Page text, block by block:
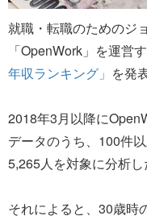
就職・転職のためのジ
「OpenWork」を運営
年収ランキング」 を発
2018年3月以降に
データのうち、100件
5,265人を対象に分析し
それによると、30歳時